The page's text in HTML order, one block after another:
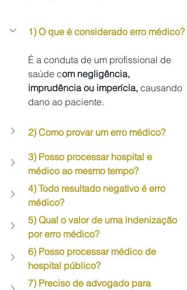
1) O que é considerado erro médico?
É a conduta de um profissional de
saúde com negligência,
imprudência ou imperícia, causando
dano ao paciente.
2) Como provar um erro médico?
3) Posso processar hospital e
médico ao mesmo tempo?
4) Todo resultado negativo é erro
médico?
5) Qual o valor de uma indenização
por erro médico?
6) Posso processar médico de
hospital público?
7) Preciso de advogado para